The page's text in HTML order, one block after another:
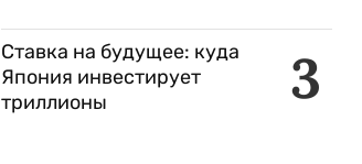
3
Ставка на будущее: куда
Япония инвестирует
триллионы